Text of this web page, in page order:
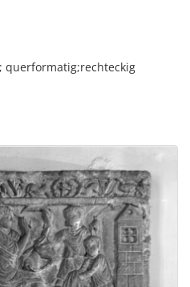
querformatig;rechteckig